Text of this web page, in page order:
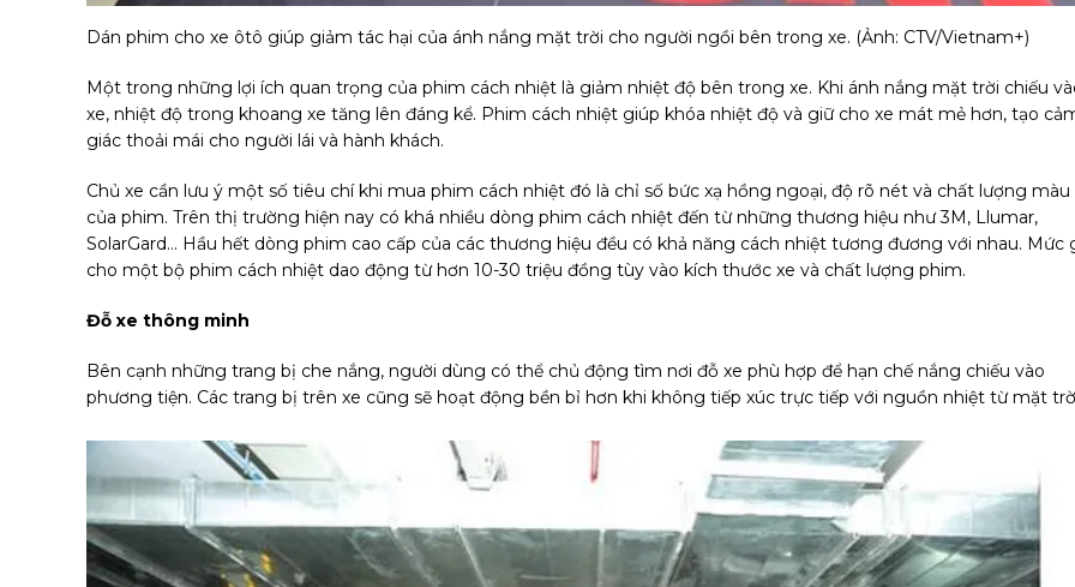
Dán phim cho xe ôtô giúp giảm tác hại của ánh nắng mặt trời cho người ngồi bên trong xe. (Ảnh: CTV/Vietnam+)
Một trong những lợi ích quan trọng của phim cách nhiệt là giảm nhiệt độ bên trong xe. Khi ánh nắng mặt trời chiếu
xe, nhiệt độ trong khoang xe tăng lên đáng kể. Phim cách nhiệt giúp khóa nhiệt độ và giữ cho xe mát mẻ hơn, tạo
giác thoải mái cho người lái và hành khách.
Chủ xe cần lưu ý một số tiêu chí khi mua phim cách nhiệt đó là chỉ số bức xạ hồng ngoại, độ rõ nét và chất lượng màu
của phim. Trên thị trường hiện nay có khá nhiều dòng phim cách nhiệt đến từ những thương hiệu như 3M, Llumar,
SolarGard... Hầu hết dòng phim cao cấp của các thương hiệu đều có khả năng cách nhiệt tương đương với nhau. Mức
cho một bộ phim cách nhiệt dao động từ hơn 10-30 triệu đồng tùy vào kích thước xe và chất lượng phim.
Đỗ xe thông minh
Bên cạnh những trang bị che nắng, người dùng có thể chủ động tìm nơi đỗ xe phù hợp để hạn chế nắng chiếu vào
phương tiện. Các trang bị trên xe cũng sẽ hoạt động bền bỉ hơn khi không tiếp xúc trực tiếp với nguồn nhiệt từ mặt